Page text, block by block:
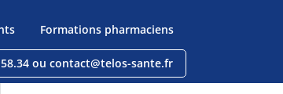
Formations pharmaciens
ou contact@telos-sante.fr